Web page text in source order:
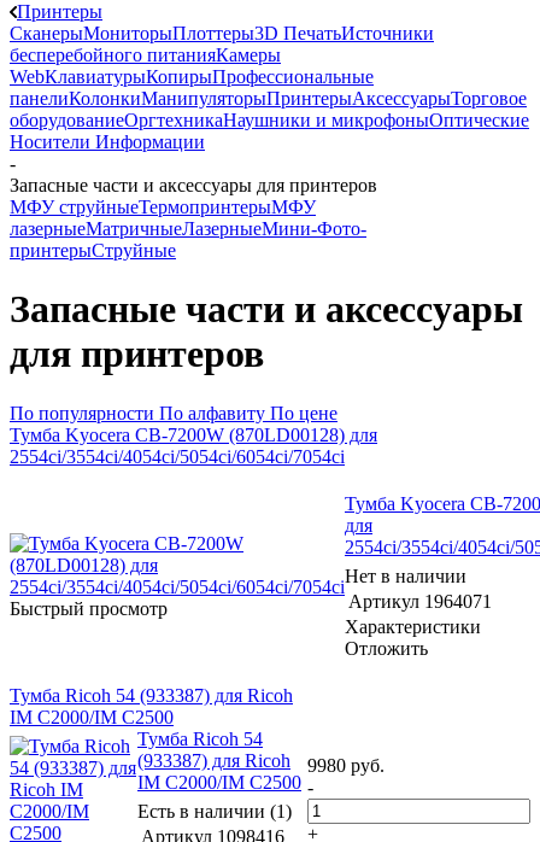
Принтеры
СканерыМониторыПлоттеры3D ПечатьИсточники
бесперебойного питанияКамеры
WebКлавиатурыКопирыПрофессиональные
панелиКолонкиМанипуляторыПринтерыАксессуарыТорговое
оборудованиеОргтехникаНаушники и микрофоныОптические
Носители Информации
-
Запасные части и аксессуары для принтеров
МФУ струйныеТермопринтерыМФУ
лазерныеМатричныеЛазерныеМини-Фото-
принтерыСтруйные
Запасные части и аксессуары
для принтеров
По популярности По алфавиту По цене
Тумба Kyocera CB-7200W (870LD00128) для
2554ci/3554ci/4054ci/5054ci/6054ci/7054ci
Быстрый просмотр
Тумба Kyocera CB-
для
2554ci/3554ci/4054ci/
Нет в наличии
Артикул 1964071
Характеристики
Отложить
Тумба Ricoh 54 (933387) для Ricoh
IM C2000/IM C2500
Тумба Ricoh 54
(933387) для Ricoh
IM C2000/IM C2500
Есть в наличии (1)
Артикул 1098416
9980 руб.
-
+